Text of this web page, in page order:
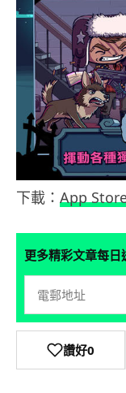
下載： App
更多精彩文章每日
讚好0